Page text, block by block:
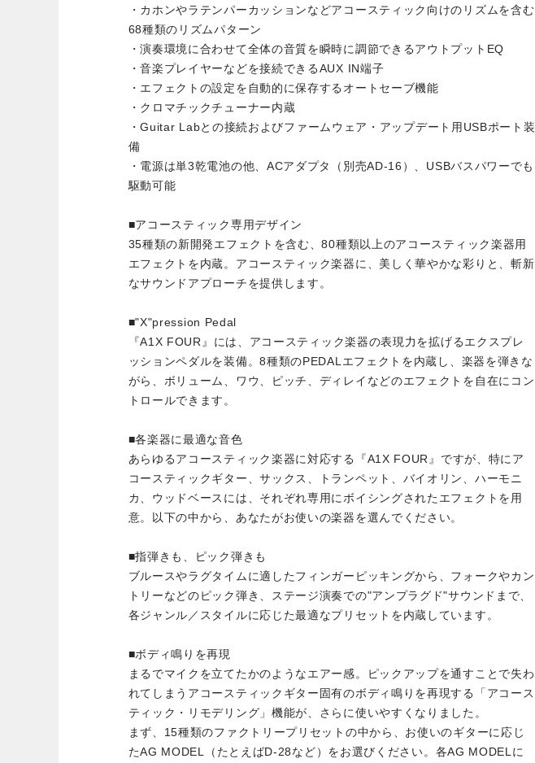
・カホンやラテンパーカッションなどアコースティック向けのリズムを含む
68種類のリズムパターン
・演奏環境に合わせて全体の音質を瞬時に調節できるアウトプットEQ
・音楽プレイヤーなどを接続できるAUX IN端子
・エフェクトの設定を自動的に保存するオートセーブ機能
・クロマチックチューナー内蔵
・Guitar Labとの接続およびファームウェア・アップデート用USBポート装
備
・電源は単3乾電池の他、ACアダプタ（別売AD-16）、USBバスパワーでも
駆動可能
■アコースティック専用デザイン
35種類の新開発エフェクトを含む、80種類以上のアコースティック楽器用
エフェクトを内蔵。アコースティック楽器に、美しく華やかな彩りと、斬新
なサウンドアプローチを提供します。
■"X"pression Pedal
『A1X FOUR』には、アコースティック楽器の表現力を拡げるエクスプレ
ッションペダルを装備。8種類のPEDALエフェクトを内蔵し、楽器を弾きな
がら、ボリューム、ワウ、ピッチ、ディレイなどのエフェクトを自在にコン
トロールできます。
■各楽器に最適な音色
あらゆるアコースティック楽器に対応する『A1X FOUR』ですが、特にア
コースティックギター、サックス、トランペット、バイオリン、ハーモニ
カ、ウッドベースには、それぞれ専用にボイシングされたエフェクトを用
意。以下の中から、あなたがお使いの楽器を選んでください。
■指弾きも、ピック弾きも
ブルースやラグタイムに適したフィンガーピッキングから、フォークやカン
トリーなどのピック弾き、ステージ演奏での"アンプラグド"サウンドまで、
各ジャンル／スタイルに応じた最適なプリセットを内蔵しています。
■ボディ鳴りを再現
まるでマイクを立てたかのようなエアー感。ピックアップを通すことで失わ
れてしまうアコースティックギター固有のボディ鳴りを再現する「アコース
ティック・リモデリング」機能が、さらに使いやすくなりました。
まず、15種類のファクトリープリセットの中から、お使いのギターに応じ
たAG MODEL（たとえばD-28など）をお選びください。各AG MODELに